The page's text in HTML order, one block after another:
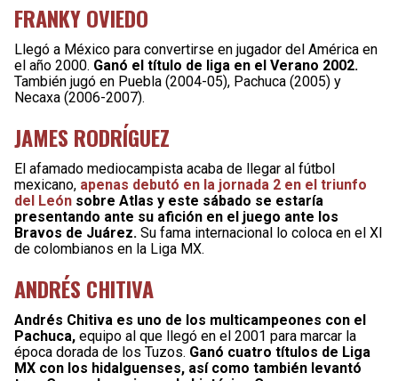
FRANKY OVIEDO
Llegó a México para convertirse en jugador del América en
el año 2000. Ganó el título de liga en el Verano 2002.
También jugó en Puebla (2004-05), Pachuca (2005) y
Necaxa (2006-2007).
JAMES RODRÍGUEZ
El afamado mediocampista acaba de llegar al fútbol
mexicano, apenas debutó en la jornada 2 en el triunfo
del León sobre Atlas y este sábado se estaría
presentando ante su afición en el juego ante los
Bravos de Juárez. Su fama internacional lo coloca en el XI
de colombianos en la Liga MX.
ANDRÉS CHITIVA
Andrés Chitiva es uno de los multicampeones con el
Pachuca, equipo al que llegó en el 2001 para marcar la
época dorada de los Tuzos. Ganó cuatro títulos de Liga
MX con los hidalguenses, así como también levantó